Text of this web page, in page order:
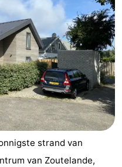
strand van
van Zoutelande,